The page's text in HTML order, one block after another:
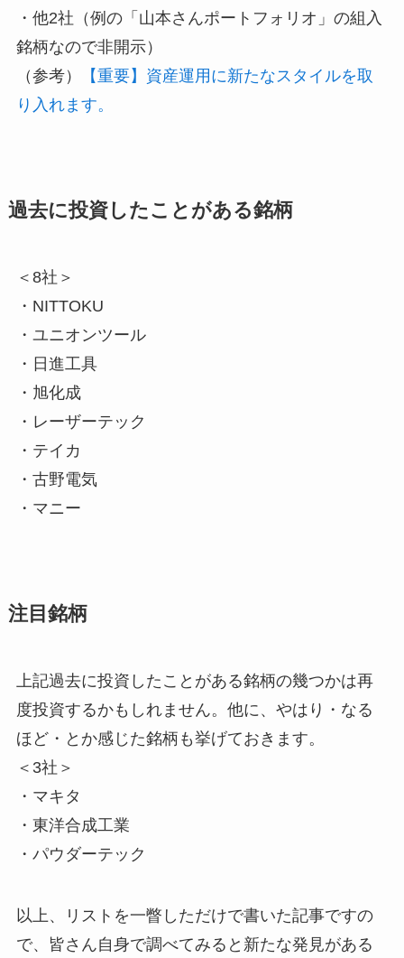
・他2社（例の「山本さんポートフォリオ」の組入
銘柄なので非開示）
（参考）
【重要】資産運用に新たなスタイルを取
り入れます。
過去に投資したことがある銘柄
＜8社＞
・NITTOKU
・ユニオンツール
・日進工具
・旭化成
・レーザーテック
・テイカ
・古野電気
・マニー
注目銘柄
上記過去に投資したことがある銘柄の幾つかは再
度投資するかもしれません。他に、やはり・なる
ほど・とか感じた銘柄も挙げておきます。
＜3社＞
・マキタ
・東洋合成工業
・パウダーテック
以上、リストを一瞥しただけで書いた記事ですの
で、皆さん自身で調べてみると新たな発見がある